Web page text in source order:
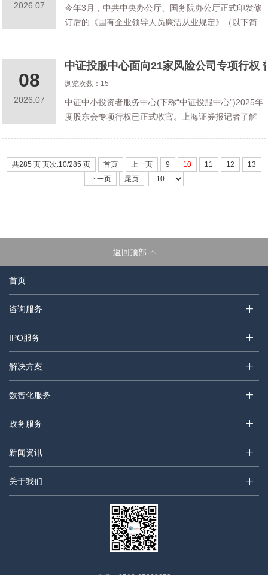
今年3月，中共中央办公厅、国务院办公厅正式印发修
订后的《国有企业领导人员廉洁从业规定》（以下简
建设的系统性升级和刚性要求，新
2026.07
中证投服中心面向21家风险公司专项行权
浏览次数：15
中证中小投资者服务中心(下称“中证投服中心”)2025年
度股东会专项行权已正式收官。上海证券报记者了解
他风险警示的A股上市公司
08
2026.07
共285 页 页次:10/285 页 首页 上一页 9 10 11 12
13
下一页
尾页
返回顶部
首页
咨询服务
IPO服务
解决方案
数智化服务
政务服务
新闻资讯
关于我们